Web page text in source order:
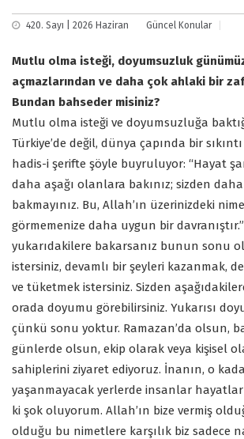
420. Sayı | 2026 Haziran Güncel Konular
Mutlu olma isteği, doyumsuzluk
açmazlarından ve daha çok ahlaki bir
Bundan bahseder misiniz?
Mutlu olma isteği ve doyumsuzluğa
Türkiye’de değil, dünya çapında bir
hadis-i şerifte şöyle buyruluyor: “Hayat
daha aşağı olanlara bakınız; sizden
bakmayınız. Bu, Allah’ın üzerinizdeki
görmemenize daha uygun bir
yukarıdakilere bakarsanız bunun sonu
istersiniz, devamlı bir şeyleri kazanmak,
ve tüketmek istersiniz. Sizden
orada doyumu görebilirsiniz. Yukarısı
çünkü sonu yoktur. Ramazan’da olsun,
günlerde olsun, ekip olarak veya kişisel
sahiplerini ziyaret ediyoruz. İnanın, o
yaşanmayacak yerlerde insanlar
ki şok oluyorum. Allah’ın bize vermiş
olduğu bu nimetlere karşılık biz sadece